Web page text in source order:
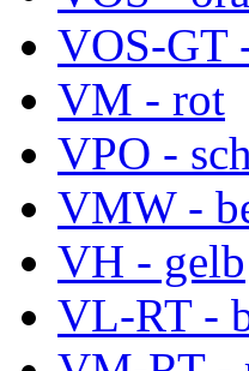
VOS-GT
VM - rot
VPO -
VMW -
VH - gelb
VL-RT -